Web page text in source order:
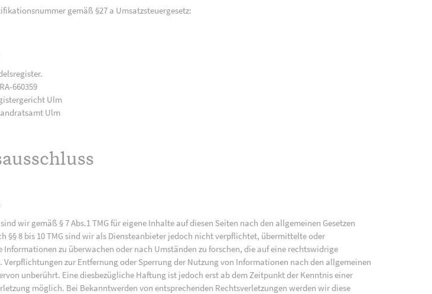
gemäß §27 a Umsatzsteuergesetz:
660359
Ulm
Ulm
wir gemäß § 7 Abs.1 TMG für eigene Inhalte auf diesen Seiten nach den allgemeinen Gesetzen
§§ 8 bis 10 TMG sind wir als Diensteanbieter jedoch nicht verpflichtet, übermittelte oder
Informationen zu überwachen oder nach Umständen zu forschen, die auf eine rechtswidrige
zur Entfernung oder Sperrung der Nutzung von Informationen nach den allgemeinen
unberührt. Eine diesbezügliche Haftung ist jedoch erst ab dem Zeitpunkt der Kenntnis einer
möglich. Bei Bekanntwerden von entsprechenden Rechtsverletzungen werden wir diese